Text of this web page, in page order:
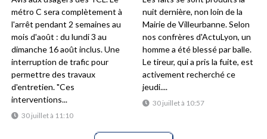
30 juillet à 11:10
métro C sera complètement à
l'arrêt pendant 2 semaines au
mois d'août : du lundi 3 au
dimanche 16 août inclus. Une
interruption de trafic pour
permettre des travaux
d'entretien. "Ces
interventions...
30 juillet à 10:57
nuit dernière, non loin de la
Mairie de Villeurbanne. Selon
nos confrères d'ActuLyon, un
homme a été blessé par balle.
Le tireur, qui a pris la fuite, est
activement recherché ce
jeudi....